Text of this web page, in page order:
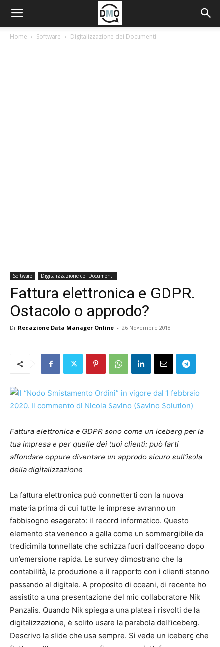
Home Software Digitalizzazione dei Documenti
Software Digitalizzazione dei Documenti
Fattura elettronica e GDPR.
Ostacolo o approdo?
Di Redazione Data Manager Online - 26 Novembre 2018
Fattura elettronica e GDPR sono come un iceberg per la
tua impresa e per quelle dei tuoi clienti: può farti
affondare oppure diventare un approdo sicuro sull’isola
della digitalizzazione
La fattura elettronica può connetterti con la nuova
materia prima di cui tutte le imprese avranno un
fabbisogno esagerato: il record informatico. Questo
elemento sta venendo a galla come un sommergibile da
tredicimila tonnellate che schizza fuori dall’oceano dopo
un’emersione rapida. Le survey dimostrano che la
contabilità, la produzione e il rapporto con i clienti stanno
passando al digitale. A proposito di oceani, di recente ho
assistito a una presentazione del mio collaboratore Nik
Panzalis. Quando Nik spiega a una platea i risvolti della
digitalizzazione, è solito usare la parabola dell’iceberg.
Descrivo la slide che usa sempre. Si vede un iceberg che